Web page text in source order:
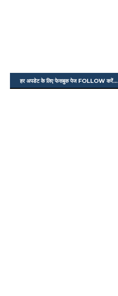
हर अपडेट के लिए फेसबुक पेज FOLLOW करें...